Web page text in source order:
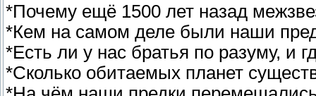
*Почему ещё 1500 лет назад
*Кем на самом деле были наши
*Есть ли у нас братья по разуму, и
*Сколько обитаемых планет